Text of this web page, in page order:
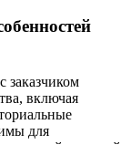
заказчиком
включая
для